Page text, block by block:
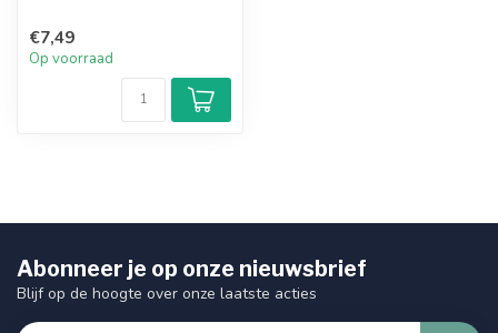
€7,49
Op voorraad
Abonneer je op onze nieuwsbrief
Blijf op de hoogte over onze laatste acties